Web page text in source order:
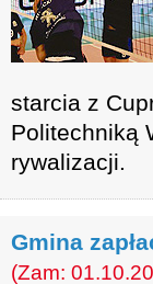
starcia z
Politechniką
rywalizacji.
Gmina
(Zam: